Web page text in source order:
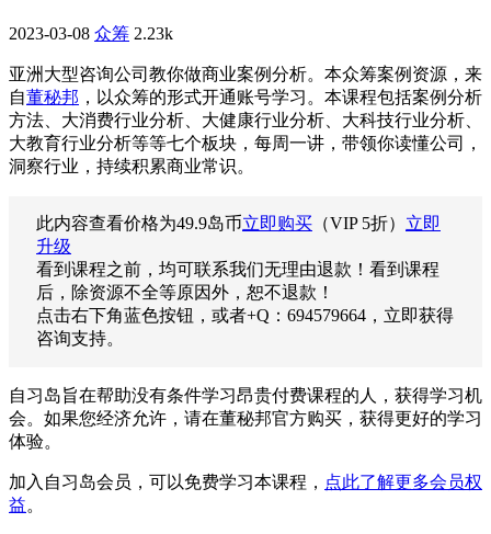
2023-03-08 众筹 2.23k
亚洲大型咨询公司教你做商业案例分析。本众筹案例资源，来
自董秘邦 ，以众筹的形式开通账号学习。本课程包括案例分析
方法、大消费行业分析、大健康行业分析、大科技行业分析、
大教育行业分析等等七个板块，每周一讲，带领你读懂公司，
洞察行业，持续积累商业常识。
此内容查看价格为49.9岛币立即购买 （VIP 5折） 立即
升级
看到课程之前，均可联系我们无理由退款！看到课程
后，除资源不全等原因外，恕不退款！
点击右下角蓝色按钮，或者+Q：694579664，立即获得
咨询支持。
自习岛旨在帮助没有条件学习昂贵付费课程的人，获得学习机
会。如果您经济允许，请在董秘邦官方购买，获得更好的学习
体验。
加入自习岛会员，可以免费学习本课程， 点此了解更多会员权
益。